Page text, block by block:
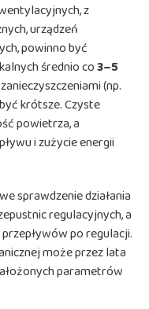
z
urządzeń
powinno być
średnio co3–5
(np.
krótsze. Czyste
powietrza, a
i zużycie energii
sprawdzenie działania
regulacyjnych, a
po regulacji.
może przez lata
parametrów